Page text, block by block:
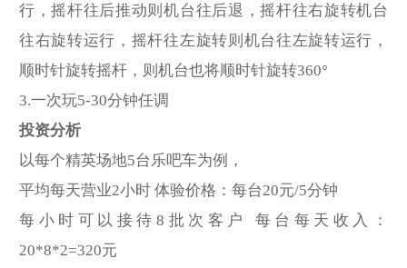
行，摇杆往后推动则机台往后退，摇杆往右旋转机台
往右旋转运行，摇杆往左旋转则机台往左旋转运行，
顺时针旋转摇杆，则机台也将顺时针旋转360°
3.一次玩5-30分钟任调
投资分析
以每个精英场地5台乐吧车为例，
平均每天营业2小时 体验价格：每台20元/5分钟
每小时可以接待8批次客户 每台每天收入：
20*8*2=320元